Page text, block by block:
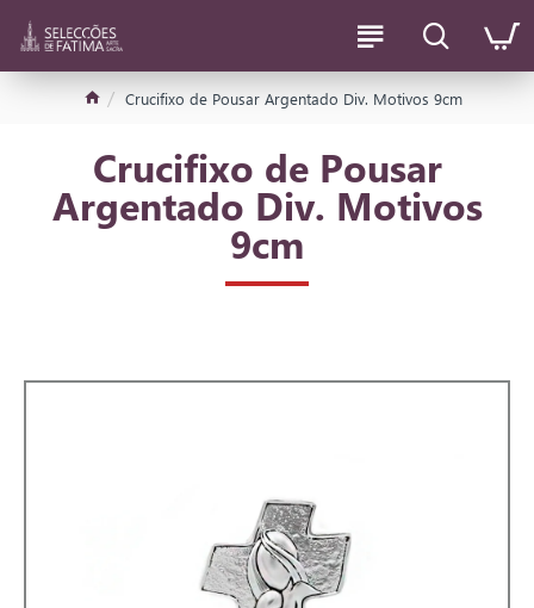
Crucifixo de Pousar Argentado Div. Motivos 9cm
Crucifixo de Pousar
Argentado Div. Motivos
9cm